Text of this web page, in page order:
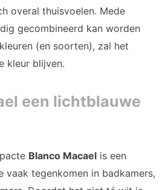
overal thuisvoelen. Mede
gecombineerd kan worden
(en soorten), zal het
kleur blijven.
een lichtblauwe
Blanco Macael is een
vaak tegenkomen in badkamers,